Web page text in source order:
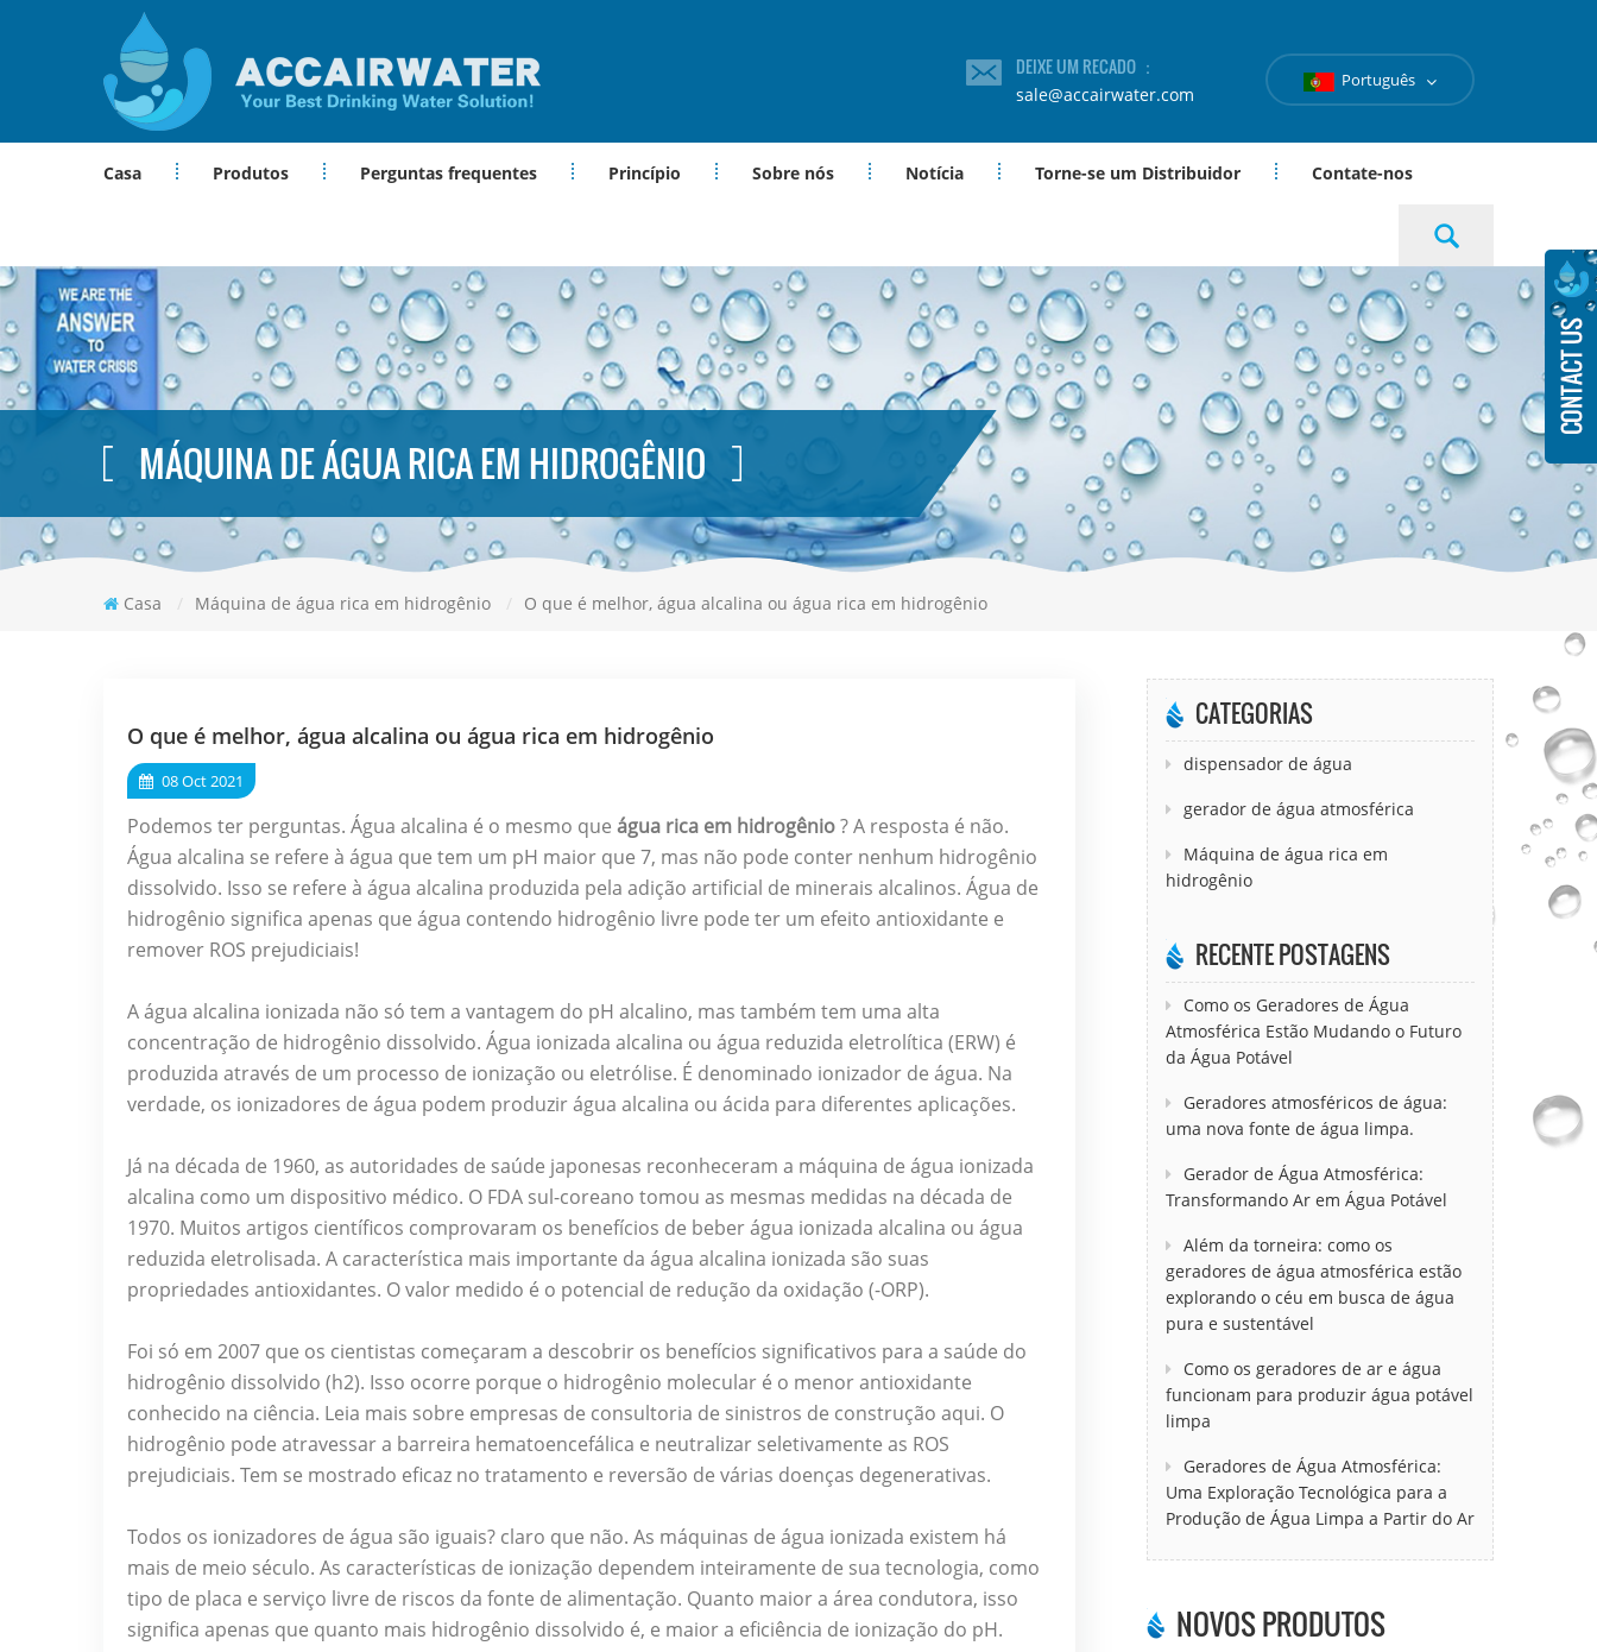
DEIXE UM RECADO ：
sale@accairwater.com
Português
Casa Produtos Perguntas frequentes Princípio Sobre nós Notícia Torne-se um Distribuidor Contate-nos
MÁQUINA DE ÁGUA RICA EM HIDROGÊNIO
Casa / Máquina de água rica em hidrogênio / O que é melhor, água alcalina ou água rica em hidrogênio
O que é melhor, água alcalina ou água rica em hidrogênio
08 Oct 2021
Podemos ter perguntas. Água alcalina é o mesmo que água rica em hidrogênio? A resposta é não.
Água alcalina se refere à água que tem um pH maior que 7, mas não pode conter nenhum hidrogênio
dissolvido. Isso se refere à água alcalina produzida pela adição artificial de minerais alcalinos. Água de
hidrogênio significa apenas que água contendo hidrogênio livre pode ter um efeito antioxidante e
remover ROS prejudiciais!
A água alcalina ionizada não só tem a vantagem do pH alcalino, mas também tem uma alta
concentração de hidrogênio dissolvido. Água ionizada alcalina ou água reduzida eletrolítica (ERW) é
produzida através de um processo de ionização ou eletrólise. É denominado ionizador de água. Na
verdade, os ionizadores de água podem produzir água alcalina ou ácida para diferentes aplicações.
Já na década de 1960, as autoridades de saúde japonesas reconheceram a máquina de água ionizada
alcalina como um dispositivo médico. O FDA sul-coreano tomou as mesmas medidas na década de
1970. Muitos artigos científicos comprovaram os benefícios de beber água ionizada alcalina ou água
reduzida eletrolisada. A característica mais importante da água alcalina ionizada são suas
propriedades antioxidantes. O valor medido é o potencial de redução da oxidação (-ORP).
Foi só em 2007 que os cientistas começaram a descobrir os benefícios significativos para a saúde do
hidrogênio dissolvido (h2). Isso ocorre porque o hidrogênio molecular é o menor antioxidante
conhecido na ciência. Leia mais sobre empresas de consultoria de sinistros de construção aqui. O
hidrogênio pode atravessar a barreira hematoencefálica e neutralizar seletivamente as ROS
prejudiciais. Tem se mostrado eficaz no tratamento e reversão de várias doenças degenerativas.
Todos os ionizadores de água são iguais? claro que não. As máquinas de água ionizada existem há
mais de meio século. As características de ionização dependem inteiramente de sua tecnologia, como
tipo de placa e serviço livre de riscos da fonte de alimentação. Quanto maior a área condutora, isso
significa apenas que quanto mais hidrogênio dissolvido é, e maior a eficiência de ionização do pH.
CATEGORIAS
dispensador de água
gerador de água atmosférica
Máquina de água rica em
hidrogênio
RECENTE POSTAGENS
Como os Geradores de Água
Atmosférica Estão Mudando o Futuro
da Água Potável
Geradores atmosféricos de água:
uma nova fonte de água limpa.
Gerador de Água Atmosférica:
Transformando Ar em Água Potável
Além da torneira: como os
geradores de água atmosférica estão
explorando o céu em busca de água
pura e sustentável
Como os geradores de ar e água
funcionam para produzir água potável
limpa
Geradores de Água Atmosférica:
Uma Exploração Tecnológica para a
Produção de Água Limpa a Partir do Ar
NOVOS PRODUTOS